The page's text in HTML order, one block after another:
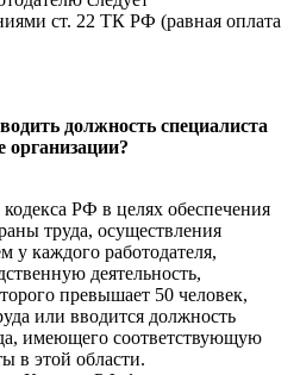
ст. 22 ТК РФ (равная оплата
должность специалиста
организации?
РФ в целях обеспечения
труда, осуществления
у каждого работодателя,
деятельность,
превышает 50 человек,
или вводится должность
имеющего соответствующую
в этой области.